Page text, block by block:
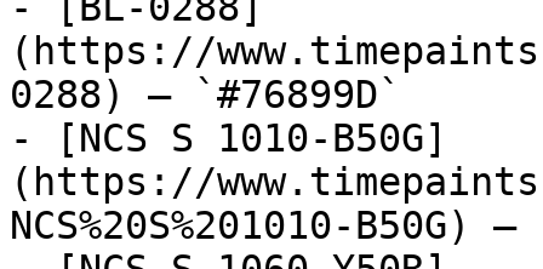
(https://
0288) — `#76899D`
- [NCS S 1010-B50G]
(https://
NCS%20S%201010-B50G)